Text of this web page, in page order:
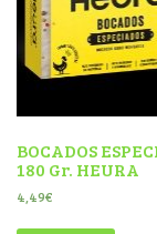
BOCADOS
180 Gr. HEURA
4,49€